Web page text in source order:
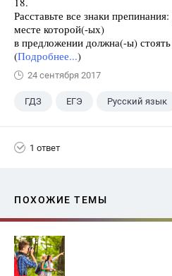
Расставьте все знаки
месте которой(-ых)
в предложении должна(-ы)
(Подробнее...)
24 сентября 2017
ГДЗ ЕГЭ Русский язык
1 ответ
ПОХОЖИЕ ТЕМЫ